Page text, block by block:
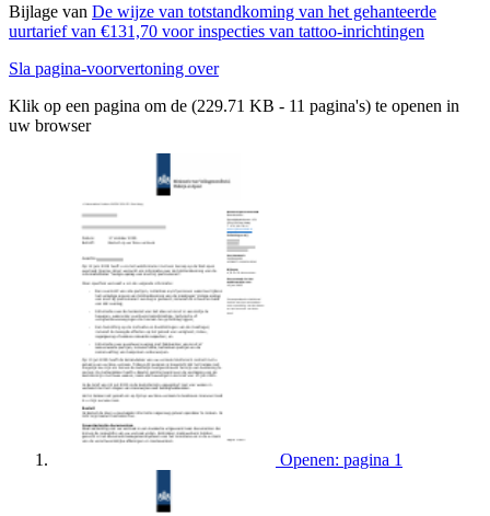
Bijlage van De wijze van totstandkoming van het gehanteerde
uurtarief van €131,70 voor inspecties van tattoo-inrichtingen
Sla pagina-voorvertoning over
Klik op een pagina om de (229.71 KB - 11 pagina's) te openen in
uw browser
Openen: pagina 1